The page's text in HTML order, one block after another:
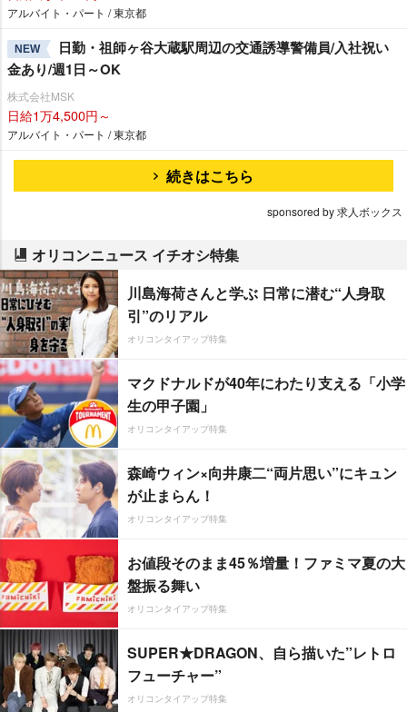
アルバイト・パート / 東京都
NEW
日勤・祖師ヶ谷大蔵駅周辺の交通誘導警備員/入社祝い
金あり/週1日～OK
株式会社MSK
日給1万4,500円～
アルバイト・パート / 東京都
続きはこちら
sponsored by 求人ボックス
オリコンニュース イチオシ特集
川島海荷さんと学ぶ 日常に潜む“人身取
引”のリアル
オリコンタイアップ特集
マクドナルドが40年にわたり支える「小学
生の甲子園」
オリコンタイアップ特集
森崎ウィン×向井康二“両片思い”にキュン
が止まらん！
オリコンタイアップ特集
お値段そのまま45％増量！ファミマ夏の大
盤振る舞い
オリコンタイアップ特集
SUPER★DRAGON、自ら描いた”レトロ
フューチャー”
オリコンタイアップ特集